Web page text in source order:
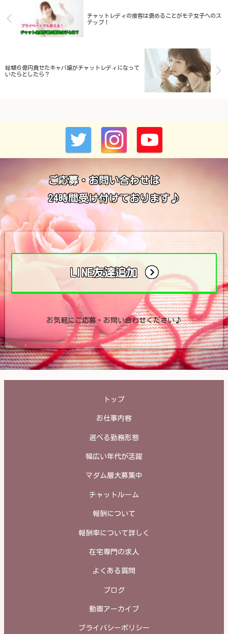
チャットレディの接客は褒めることがモテ女子へのス
テップ！
総額６億円貢せたキャバ嬢がチャットレディになって
いたらとしたら？
ご応募・お問い合わせは
24時間受け付けております♪
LINE友達追加
お気軽にご応募・お問い合わせください♪
トップ
お仕事内容
選べる勤務形態
幅広い年代が活躍
マダム層大募集中
チャットルーム
報酬について
報酬率について詳しく
在宅専門の求人
よくある質問
ブログ
動画アーカイブ
プライバシーポリシー